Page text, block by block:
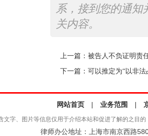
系，接到您的通知
关内容。
上一篇： 被告人不负证明责
下一篇： 可以推定为“以非
网站首页 | 业务范围 |
文字、图片等信息仅用于介绍本站和促进了解的之目
律师办公地址：上海市南京西路